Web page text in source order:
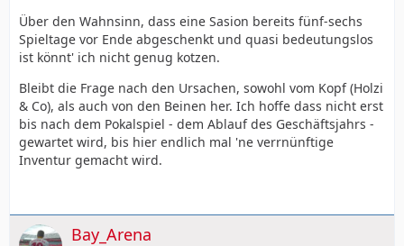
Über den Wahnsinn, dass eine Sasion bereits fünf-sechs
Spieltage vor Ende abgeschenkt und quasi bedeutungslos
ist könnt' ich nicht genug kotzen.
Bleibt die Frage nach den Ursachen, sowohl vom Kopf (Holzi
& Co), als auch von den Beinen her. Ich hoffe dass nicht erst
bis nach dem Pokalspiel - dem Ablauf des Geschäftsjahrs -
gewartet wird, bis hier endlich mal 'ne verrnünftige
Inventur gemacht wird.
Bay_Arena